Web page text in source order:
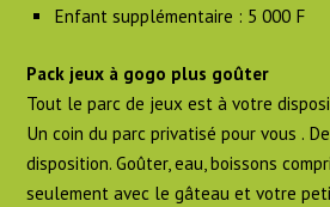
Enfant supplémentaire : 5 000 F
Pack jeux à gogo plus goûter
Tout le parc de jeux est à votre
Un coin du parc privatisé pour vous .
disposition. Goûter, eau, boissons
seulement avec le gâteau et votre